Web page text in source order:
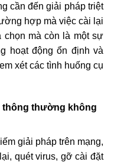
cần đến giải pháp triệt
hợp mà việc cài lại
chọn mà còn là một sự
hoạt động ổn định và
xét các tình huống cụ
thông thường không
giải pháp trên mạng,
quét virus, gỡ cài đặt